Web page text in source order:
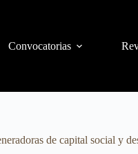
Convocatorias
de capital social y